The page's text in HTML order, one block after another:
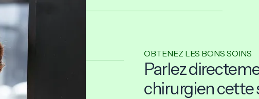
OBTENEZ LES BONS SOINS
Parlez
chirurgien cette